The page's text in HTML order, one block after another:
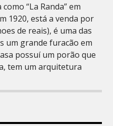
“La Randa” em
1920, está a venda por
de reais), é uma das
um grande furacão em
possuí um porão que
tem um arquitetura